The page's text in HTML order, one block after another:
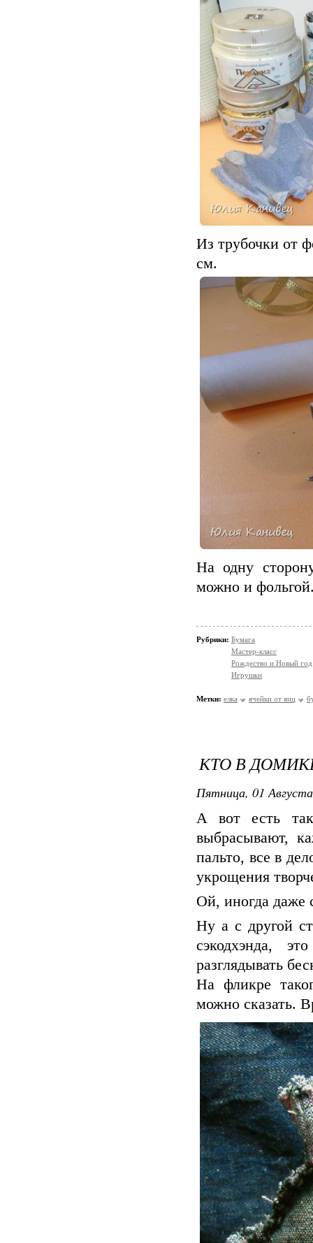
Из трубочки от
см.
На одну
можно и
Рубрики: Бумага
Мастер-класс
Рождество и Новый год
Игрушки
Метки: елка ячейки от яиц
КТО В
Пятница, 01
А вот есть
выбрасывают,
пальто, все в
укрощения
Ой, иногда даже
Ну а с другой
сэкодхэнда,
разглядывать
На фликре
можно сказать.